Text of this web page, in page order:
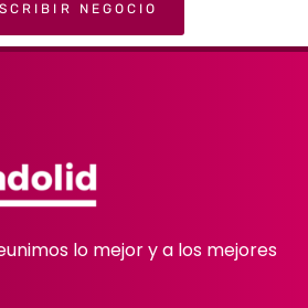
NEGOCIO
lo mejor y a los mejores